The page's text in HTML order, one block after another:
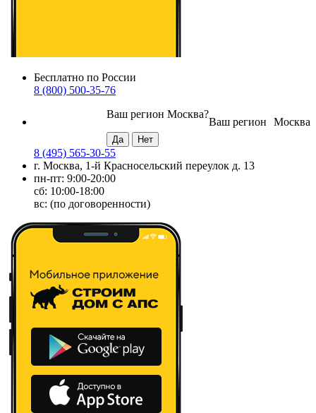
Бесплатно по России
8 (800) 500-35-76
Москва
Ваш регион
Ваш регион Москва?
8 (495) 565-30-55
г. Москва, 1-й Красносельский переулок д. 13
пн-пт: 9:00-20:00
сб: 10:00-18:00
вс: (по договоренности)